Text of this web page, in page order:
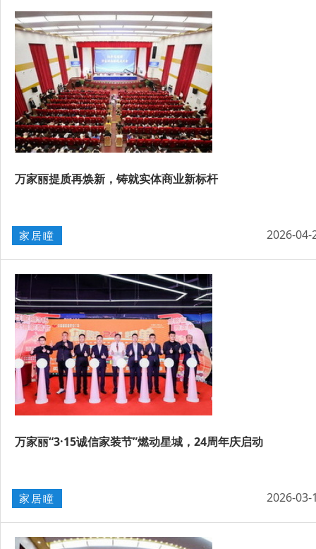
万家丽提质再焕新，铸就实体商业新标杆
家居瞳 2026-04-
万家丽“3·15诚信家装节”燃动星城，24周年庆启动
家居瞳 2026-03-